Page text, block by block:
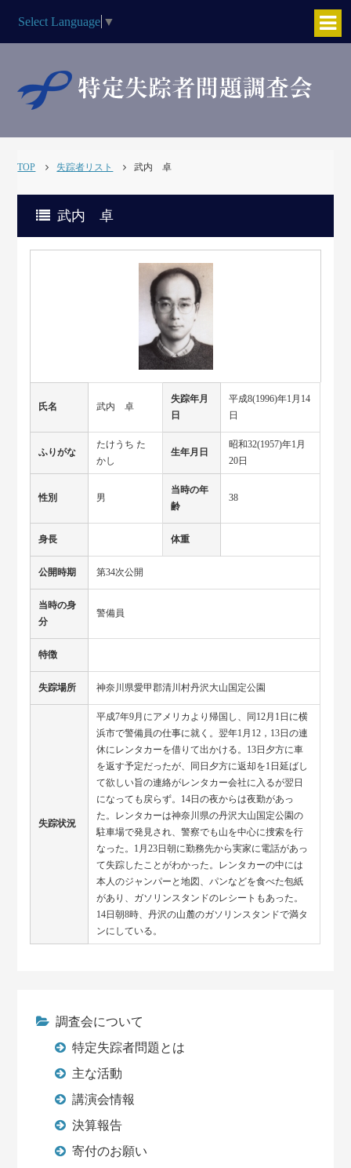
Select Language ▼
TOP 失踪者リスト 武内 卓
武内 卓
氏名 武内 卓
失踪年月
日
平成8(1996)年1月14
日
ふりがな
たけうち た
かし
生年月日
昭和32(1957)年1月
20日
性別 男
当時の年
齢
38
身長 体重
公開時期 第34次公開
当時の身
分
警備員
特徴
失踪場所 神奈川県愛甲郡清川村丹沢大山国定公園
失踪状況
平成7年9月にアメリカより帰国し、同12月1日に横
浜市で警備員の仕事に就く。翌年1月12，13日の連
休にレンタカーを借りて出かける。13日夕方に車
を返す予定だったが、同日夕方に返却を1日延ばし
て欲しい旨の連絡がレンタカー会社に入るが翌日
になっても戻らず。14日の夜からは夜勤があっ
た。レンタカーは神奈川県の丹沢大山国定公園の
駐車場で発見され、警察でも山を中心に捜索を行
なった。1月23日朝に勤務先から実家に電話があっ
て失踪したことがわかった。レンタカーの中には
本人のジャンパーと地図、パンなどを食べた包紙
があり、ガソリンスタンドのレシートもあった。
14日朝8時、丹沢の山麓のガソリンスタンドで満タ
ンにしている。
調査会について
特定失踪者問題とは
主な活動
講演会情報
決算報告
寄付のお願い